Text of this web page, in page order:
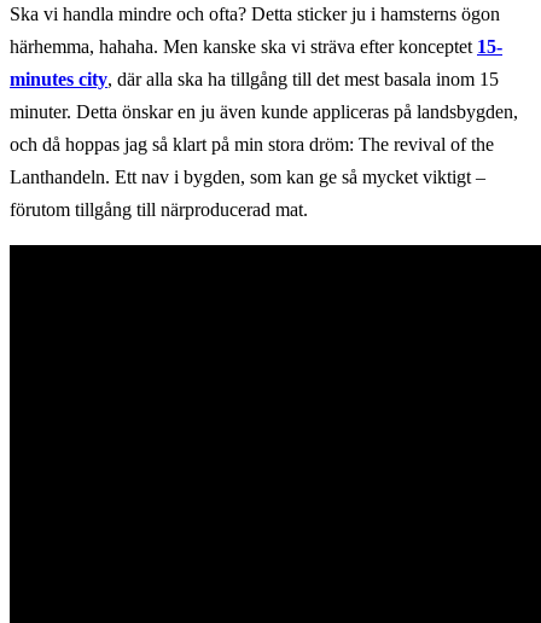
Ska vi handla mindre och ofta? Detta sticker ju i hamsterns ögon
härhemma, hahaha. Men kanske ska vi sträva efter konceptet 15-
minutes city, där alla ska ha tillgång till det mest basala inom 15
minuter. Detta önskar en ju även kunde appliceras på landsbygden,
och då hoppas jag så klart på min stora dröm: The revival of the
Lanthandeln. Ett nav i bygden, som kan ge så mycket viktigt –
förutom tillgång till närproducerad mat.